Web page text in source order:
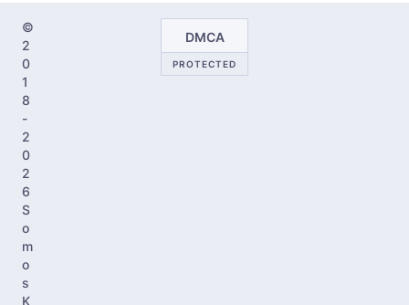
©
2
0
1
8
-
2
0
2
6
S
o
m
o
s
K
DMCA
PROTECTED